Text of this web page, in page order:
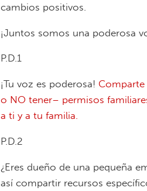
cambios positivos.
¡Juntos somos una poderosa
P.D.1
¡Tu voz es poderosa!
o NO tener– permisos
a ti y a tu familia.
P.D.2
¿Eres dueño de una pequeña
así compartir recursos